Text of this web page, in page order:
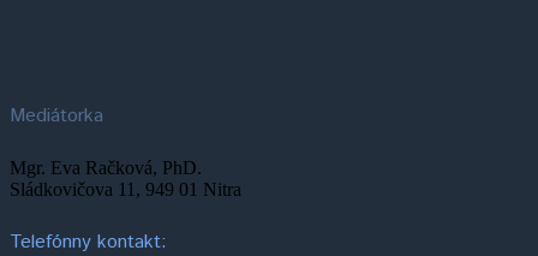
Mediátorka
Mgr. Eva Račková, PhD.
Sládkovičova 11, 949 01 Nitra
Telefónny kontakt: